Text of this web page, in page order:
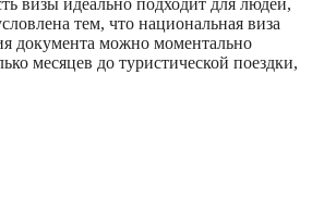
тем, что национальная виза
документа можно моментально
месяцев до туристической поездки,